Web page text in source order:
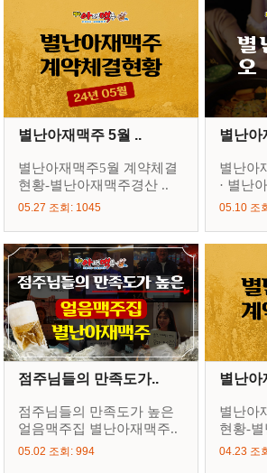
별난아재맥주 5월 ..
별난아재맥주5월 계약체결
현황-별난아재맥주경산 ..
05.27 조회: 1045
별난아
별난아
· 별난
05.10 조
점주님들의 만족도가..
점주님들의 만족도가 높은
얼음맥주집 별난아재맥주..
05.02 조회: 994
별난아
별난아
현황-
04.23 조